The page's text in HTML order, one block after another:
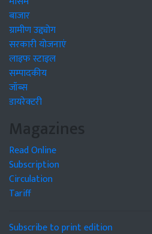
बाजार
ग्रामीण उद्द्योग
सरकारी योजनाएं
लाइफ स्टाइल
सम्पादकीय
जॉब्स
डायरेक्टरी
Magazines
Read Online
Subscription
Circulation
Tariff
Subscribe to print edition